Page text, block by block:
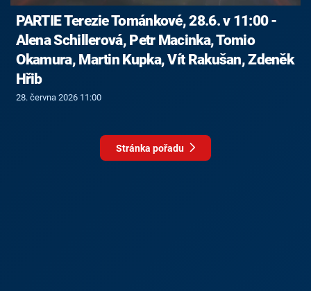
PARTIE Terezie Tománkové, 28.6. v 11:00 -
Alena Schillerová, Petr Macinka, Tomio
Okamura, Martin Kupka, Vít Rakušan, Zdeněk
Hřib
28. června 2026 11:00
Stránka pořadu